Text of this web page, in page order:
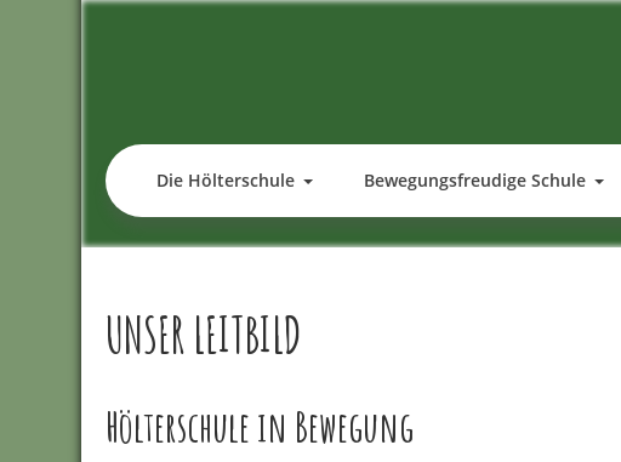
Die Hölterschule Bewegungsfreudige Schule
UNSER LEITBILD
Hölterschule in Bewegung